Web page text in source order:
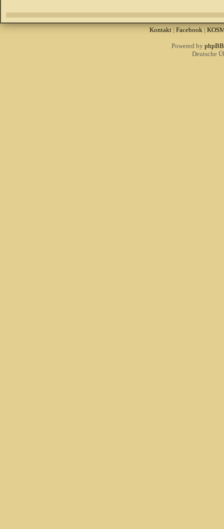
Kontakt| Facebook|
Powered by phpBB
Deutsche